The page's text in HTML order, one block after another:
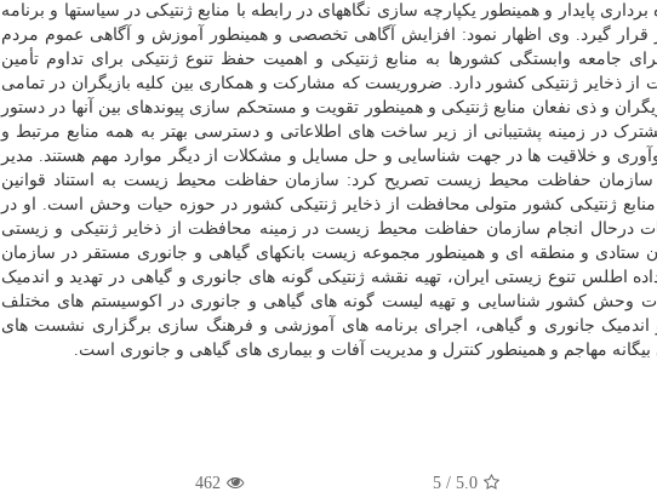
پایدار و همینطور یکپارچه سازی نگاههای در رابطه با منابع ژنتیکی در سیاستها و برنامه
قرار گیرد. وی اظهار نمود: افزایش آگاهی تخصصی و همینطور آموزش و آگاهی عموم مردم
جامعه وابستگی کشورها به منابع ژنتیکی و اهمیت حفظ تنوع ژنتیکی برای تداوم تأمین
از ذخایر ژنتیکی کشور دارد. ضروریست که مشارکت و همکاری بین کلیه بازیگران در تمامی
و ذی نفعان منابع ژنتیکی و همینطور تقویت و مستحکم سازی پیوندهای بین آنها در دستور
در زمینه پشتیبانی از زیر ساخت های اطلاعاتی و دسترسی بهتر به همه منابع مرتبط و
و خلاقیت ها در جهت شناسایی و حل مسایل و مشکلات از دیگر موارد مهم هستند. مدیر
سازمان حفاظت محیط زیست تصریح کرد: سازمان حفاظت محیط زیست به استناد قوانین
ژنتیکی کشور متولی محافظت از ذخایر ژنتیکی کشور در حوزه حیات وحش است. او در
درحال انجام سازمان حفاظت محیط زیست در زمینه محافظت از ذخایر ژنتیکی و زیستی
ستادی و منطقه ای و همینطور مجموعه زیست بانکهای گیاهی و جانوری مستقر در سازمان
اطلس تنوع زیستی ایران، تهیه نقشه ژنتیکی گونه های جانوری و گیاهی در تهدید و اندمیک
وحش کشور شناسایی و تهیه لیست گونه های گیاهی و جانوری در اکوسیستم های مختلف
جانوری و گیاهی، اجرای برنامه های آموزشی و فرهنگ سازی برگزاری نشست های
مهاجم و همینطور کنترل و مدیریت آفات و بیماری های گیاهی و جانوری است.
5.0
/
5
462